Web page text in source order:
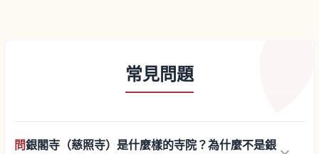
常見問題
問銀閣寺（慈照寺）是什麼樣的寺院？為什麼不是銀